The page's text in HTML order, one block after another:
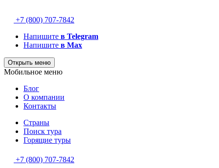
+7 (800) 707-7842
Напишите в Telegram
Напишите в Max
Открыть меню
Мобильное меню
Блог
О компании
Контакты
Страны
Поиск тура
Горящие туры
+7 (800) 707-7842